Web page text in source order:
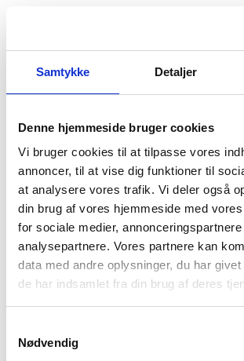
Samtykke Detaljer
Denne hjemmeside bruger cookies
Vi bruger cookies til at tilpasse vores
annoncer, til at vise dig funktioner til
at analysere vores trafik. Vi deler også
din brug af vores hjemmeside med
for sociale medier, annonceringspartnere
analysepartnere. Vores partnere kan
data med andre oplysninger, du har
de har indsamlet fra din brug af deres
Nødvendig